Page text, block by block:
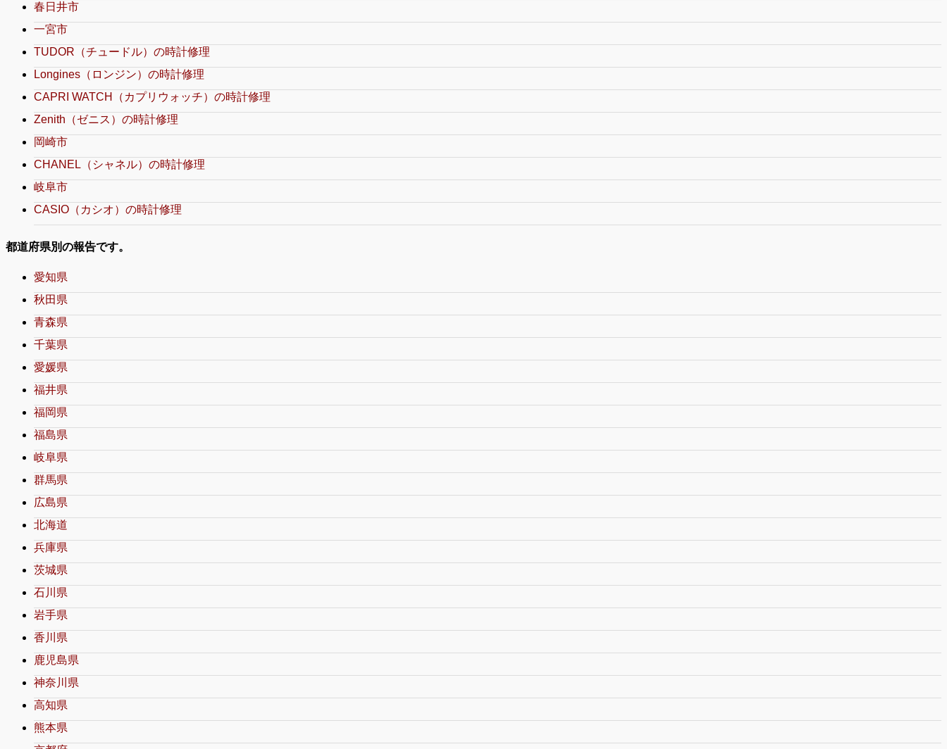
春日井市
一宮市
TUDOR（チュードル）の時計修理
Longines（ロンジン）の時計修理
CAPRI WATCH（カプリウォッチ）の時計修理
Zenith（ゼニス）の時計修理
岡崎市
CHANEL（シャネル）の時計修理
岐阜市
CASIO（カシオ）の時計修理
都道府県別の報告です。
愛知県
秋田県
青森県
千葉県
愛媛県
福井県
福岡県
福島県
岐阜県
群馬県
広島県
北海道
兵庫県
茨城県
石川県
岩手県
香川県
鹿児島県
神奈川県
高知県
熊本県